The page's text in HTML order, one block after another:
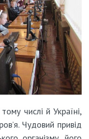
числі й Україні,
Чудовий привід